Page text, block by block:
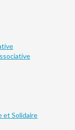
et Solidaire